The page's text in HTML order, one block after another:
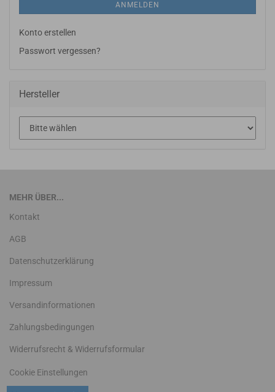
ANMELDEN
Konto erstellen
Passwort vergessen?
Hersteller
MEHR ÜBER...
Kontakt
AGB
Datenschutzerklärung
Impressum
Versandinformationen
Zahlungsbedingungen
Widerrufsrecht & Widerrufsformular
Cookie Einstellungen